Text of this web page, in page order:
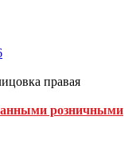
правая
розничными